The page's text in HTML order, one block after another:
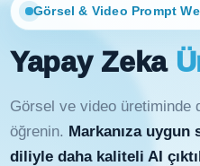
Görsel & Video Prompt
Yapay Zeka
Görsel ve video üretiminde
öğrenin. Markanıza uygun
diliyle daha kaliteli AI